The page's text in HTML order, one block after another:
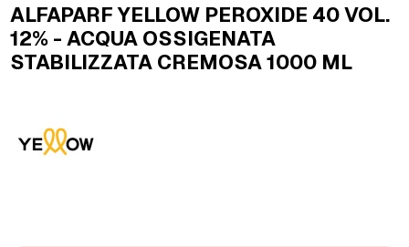
ALFAPARF YELLOW PEROXIDE 40 VOL.
12% - ACQUA OSSIGENATA
STABILIZZATA CREMOSA 1000 ML